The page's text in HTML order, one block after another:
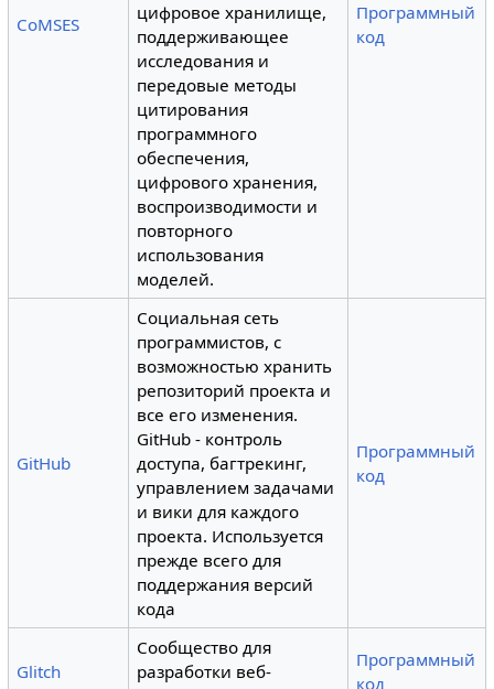
CoMSES
цифровое хранилище,
поддерживающее
исследования и
передовые методы
цитирования
программного
обеспечения,
цифрового хранения,
воспроизводимости и
повторного
использования
моделей.
Программный
код
GitHub
Социальная сеть
программистов, с
возможностью хранить
репозиторий проекта и
все его изменения.
GitHub - контроль
доступа, багтрекинг,
управлением задачами
и вики для каждого
проекта. Используется
прежде всего для
поддержания версий
кода
Программный
код
Glitch
Сообщество для
разработки веб-
Программный
код